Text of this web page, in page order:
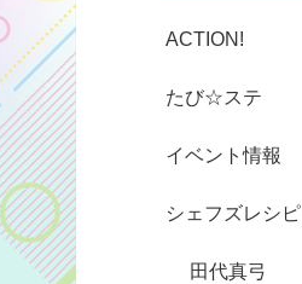
ACTION!
たび☆ステ
イベント情報
シェフズレシピ
田代真弓